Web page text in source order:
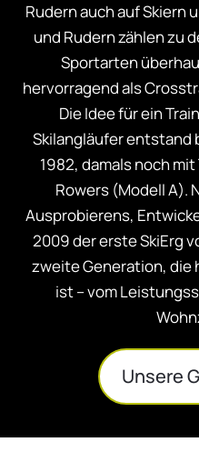
Rudern auch auf Skiern
und Rudern zählen zu
Sportarten
hervorragend als
Die Idee für ein
Skilangläufer entstand
1982, damals noch
Rowers (Modell A).
Ausprobierens,
2009 der erste SkiErg
zweite Generation, die
ist – vom
Unsere